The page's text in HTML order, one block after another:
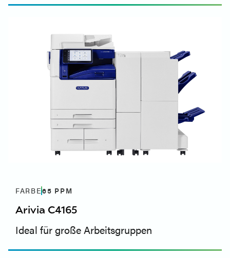
FARBE65 PPM
Arivia C4165
Ideal für große Arbeitsgruppen